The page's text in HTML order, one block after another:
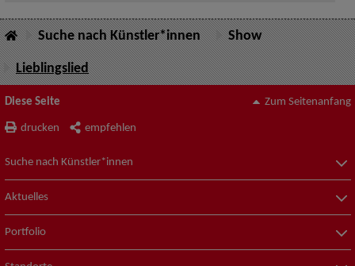
Suche nach Künstler*innen Show
Lieblingslied
Diese Seite
drucken empfehlen
Zum Seitenanfang
Suche nach Künstler*innen
Aktuelles
Portfolio